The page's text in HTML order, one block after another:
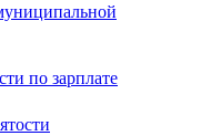
по зарплате